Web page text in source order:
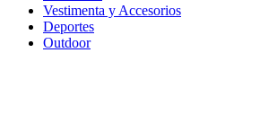
Vestimenta y Accesorios
Deportes
Outdoor